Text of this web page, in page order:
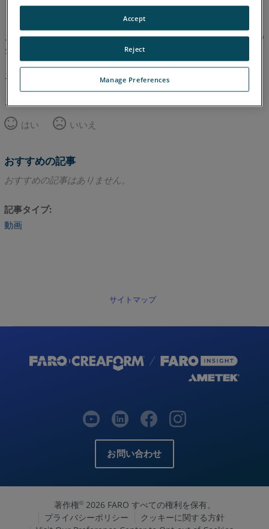
この記事は翻訳されていません。英語版を見るにはここをクリッ
クしてください。
このページのトップへ
この記事は役に立ちましたか？
はい
いいえ
おすすめの記事
おすすめの記事はありません。
記事タイプ
動画
サイトマップ
お問い合わせ
著作権©2026 FARO すべての権利を保有。
プライバシーポリシー
クッキーに関する方針
Manage Preferences
Reject
Accept